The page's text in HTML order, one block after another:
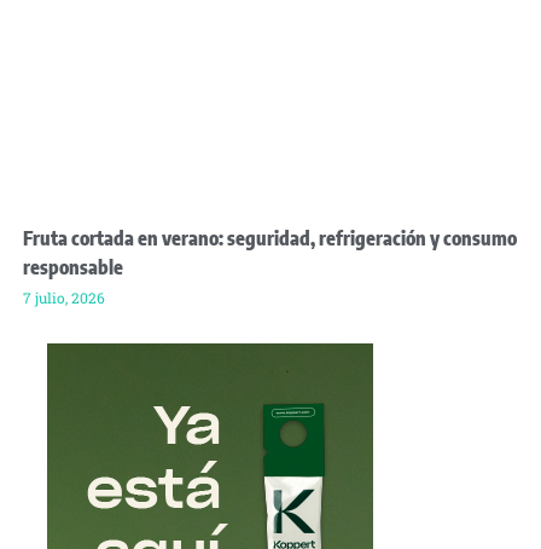
Fruta cortada en verano: seguridad, refrigeración y consumo
responsable
7 julio, 2026